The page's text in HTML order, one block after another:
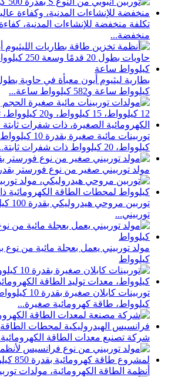
تكلفة منخفضة للإنشاءات المدنية،
منخفضة...
كيلوواط ساعة و582 كيلوواط ساعة...
كيلوواط، 20 كيلوواط ذات شفرات ثابتة...
مولد توربيني صغير من نوع فورستر بقدرة 2×40
توربيني...
كيلوواط
كيلوواط، طاقة كهرومائية صغيرة...
شركة تصنيع معدات الطاقة
أنظمة الطاقة الكهرومائية، مولدات